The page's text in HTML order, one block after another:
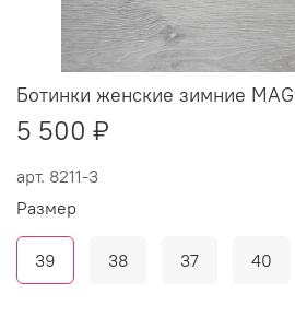
арт. 8211-3
Ботинки женские зимние
5 500 ₽
Размер
39 38 37 40